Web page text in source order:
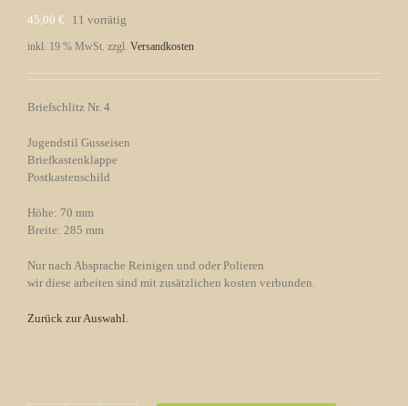
45,00 € 11 vorrätig
inkl. 19 % MwSt. zzgl. Versandkosten
Briefschlitz Nr. 4
Jugendstil Gusseisen
Briefkastenklappe
Postkastenschild
Höhe: 70 mm
Breite: 285 mm
Nur nach Absprache Reinigen und oder Polieren
wir diese arbeiten sind mit zusätzlichen kosten verbunden.
Zurück zur Auswahl.